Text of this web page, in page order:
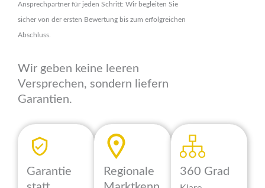
Ansprechpartner für jeden Schritt: Wir begleiten Sie
sicher von der ersten Bewertung bis zum erfolgreichen
Abschluss.
Wir geben keine leeren
Versprechen, sondern liefern
Garantien.
Garantie
Regionale
360 Grad